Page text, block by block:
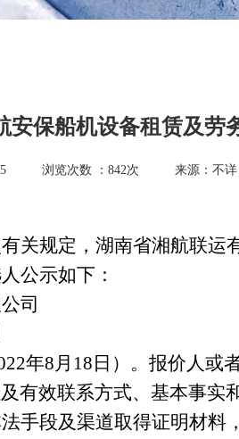
安保船机设备租赁及劳
浏览次数 ： 842次 来源：不详
关规定，湖南省湘航联
公示如下：
司
年8月18日）。报价人
有效联系方式、基本事实
手段及渠道取得证明材